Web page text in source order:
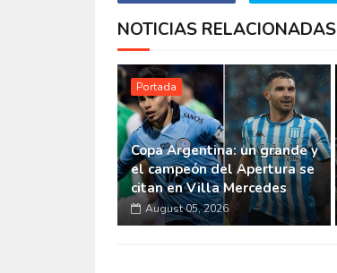
NOTICIAS RELACIONADAS
Portada
Copa Argentina: un grande y
el campeón del Apertura se
citan en Villa Mercedes
August 05, 2026